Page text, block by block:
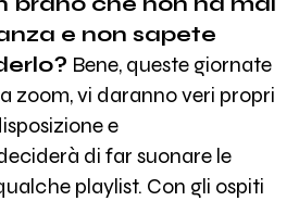
e non sapete
Bene, queste giornate
zoom, vi daranno veri propri
e
di far suonare le
playlist. Con gli ospiti